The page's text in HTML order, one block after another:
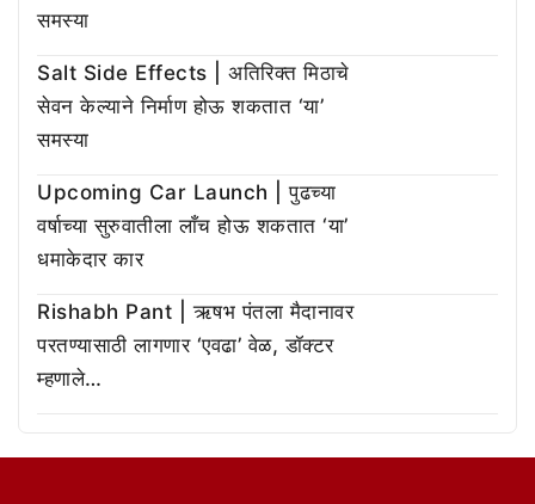
समस्या
Salt Side Effects | अतिरिक्त मिठाचे
सेवन केल्याने निर्माण होऊ शकतात ‘या’
समस्या
Upcoming Car Launch | पुढच्या
वर्षाच्या सुरुवातीला लाँच होऊ शकतात ‘या’
धमाकेदार कार
Rishabh Pant | ऋषभ पंतला मैदानावर
परतण्यासाठी लागणार ‘एवढा’ वेळ, डॉक्टर
म्हणाले…